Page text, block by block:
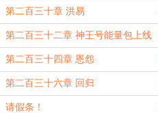
第二百三十章 洪易
第二百三十二章 神王号能量包上线
第二百三十四章 恩怨
第二百三十六章 回归
请假条！